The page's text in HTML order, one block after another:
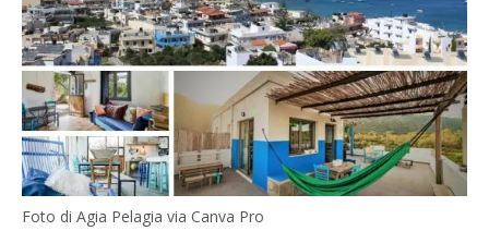
Foto di Agia Pelagia via Canva Pro